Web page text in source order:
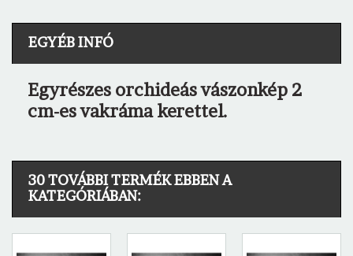
EGYÉB INFÓ
Egyrészes orchideás vászonkép 2
cm-es vakráma kerettel.
30 TOVÁBBI TERMÉK EBBEN A
KATEGÓRIÁBAN: